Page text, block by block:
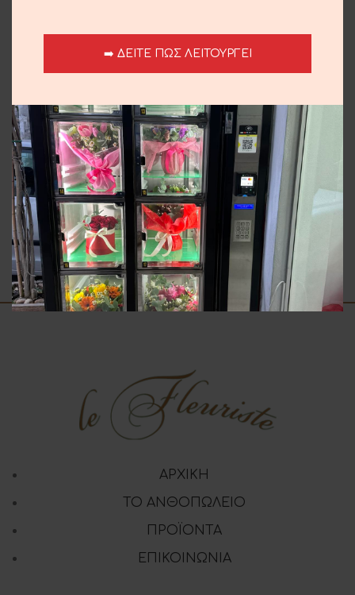
Σχετικά προϊόντα
Λευκά Τριαντάφυλλα
3.00€
Μπουκέτο Εποχής
35.00 €
ΑΡΧΙΚΗ
ΤΟ ΑΝΘΟΠΩΛΕΙΟ
ΠΡΟΪΟΝΤΑ
ΕΠΙΚΟΙΝΩΝΙΑ
➡️ ΔΕΙΤΕ ΠΩΣ ΛΕΙΤΟΥΡΓΕΙ